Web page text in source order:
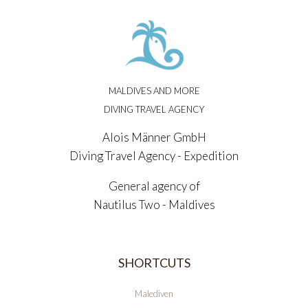
MALDIVES AND MORE
DIVING TRAVEL AGENCY
Alois Männer GmbH
Diving Travel Agency - Expedition
General agency of
Nautilus Two - Maldives
SHORTCUTS
Malediven